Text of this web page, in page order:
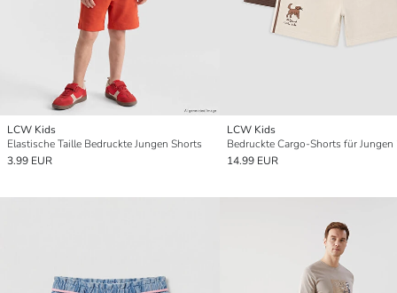
LCW Kids
Elastische Taille Bedruckte Jungen Shorts
3.99 EUR
LCW Kids
14.99 EUR